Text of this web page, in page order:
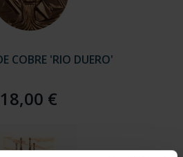
COBRE 'RIO DUERO'
18,00 €